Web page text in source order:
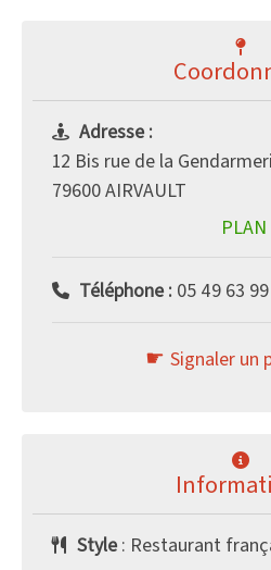
Adresse :
12 Bis rue de la
79600 AIRVAULT
PLAN
Téléphone : 05 49 63
Signaler un
Style : Restaurant